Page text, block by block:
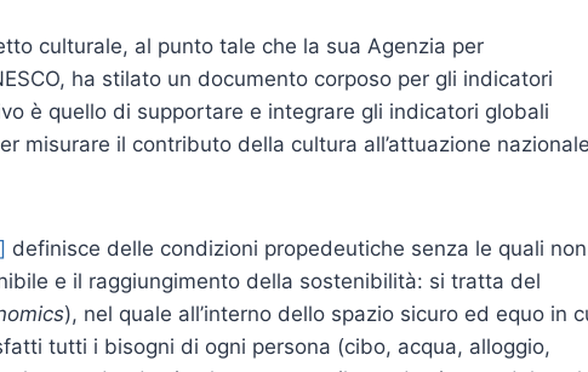
culturale, al punto tale che la sua Agenzia per
ha stilato un documento corposo per gli indicatori
è quello di supportare e integrare gli indicatori globali
misurare il contributo della cultura all’attuazione
definisce delle condizioni propedeutiche senza le quali
e il raggiungimento della sostenibilità: si tratta del
), nel quale all’interno dello spazio sicuro ed equo in
tutti i bisogni di ogni persona (cibo, acqua, alloggio,